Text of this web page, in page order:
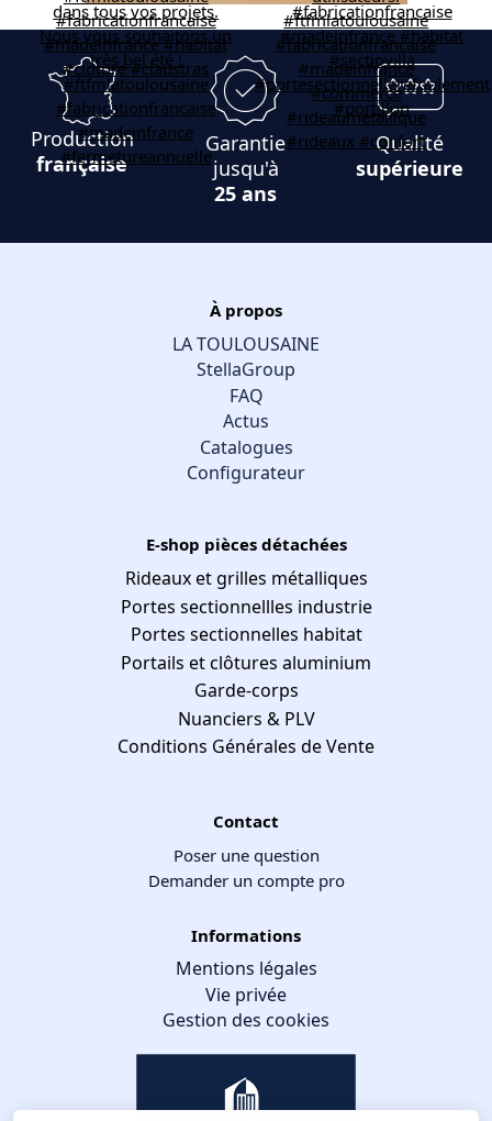
Production
française
Garantie
jusqu'à
25 ans
Qualité
supérieure
À propos
LA TOULOUSAINE
StellaGroup
FAQ
Actus
Catalogues
Configurateur
E-shop pièces détachées
Rideaux et grilles métalliques
Portes sectionnellles industrie
Portes sectionnelles habitat
Portails et clôtures aluminium
Garde-corps
Nuanciers & PLV
Conditions Générales de Vente
Contact
Poser une question
Demander un compte pro
Informations
Mentions légales
Vie privée
Gestion des cookies